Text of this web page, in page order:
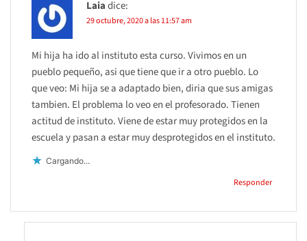
Laiadice:
29 octubre, 2020 a las 11:57 am
Mi hija ha ido al instituto esta curso. Vivimos en un
pueblo pequeño, asi que tiene que ir a otro pueblo. Lo
que veo: Mi hija se a adaptado bien, diria que sus amigas
tambien. El problema lo veo en el profesorado. Tienen
actitud de instituto. Viene de estar muy protegidos en la
escuela y pasan a estar muy desprotegidos en el instituto.
Cargando...
Responder